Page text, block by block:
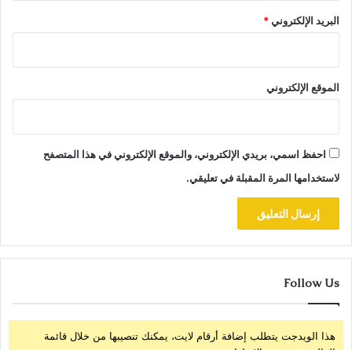
البريد الإلكتروني*
الموقع الإلكتروني
احفظ اسمي، بريدي الإلكتروني، والموقع الإلكتروني في هذا المتصفح
لاستخدامها المرة المقبلة في تعليقي.
Follow Us
هذا الويدجت يتطلب إضافة أرقام لايت، يمكنك تنصيبها من خلال قائمة